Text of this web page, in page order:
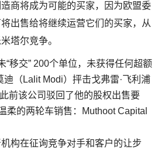
商将成为可能的买家，因为欧盟委
出售给将继续运营它们的买家，从
塔尔竞争。
“移交” 200个单位，未获得任何超额
迪（Lalit Modi）抨击戈弗雷·飞利浦
前该公司驳回了他的股权出售要
柔的两轮车销售：Muthoot Capital
构在征询竞争对手和客户的让步